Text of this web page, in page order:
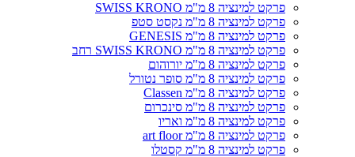
פרקט למינציה 8 מ"מ SWISS KRONO
פרקט למינציה 8 מ"מ נקסט סטפ
פרקט למינציה 8 מ"מ GENESIS
פרקט למינציה 8 מ"מ SWISS KRONO רחב
פרקט למינציה 8 מ"מ יורוהום
פרקט למינציה 8 מ"מ סופר נטורל
פרקט למינציה 8 מ"מ Classen
פרקט למינציה 8 מ"מ סינכרום
פרקט למינציה 8 מ"מ ואריו
פרקט למינציה 8 מ"מ art floor
פרקט למינציה 8 מ"מ קסטלו